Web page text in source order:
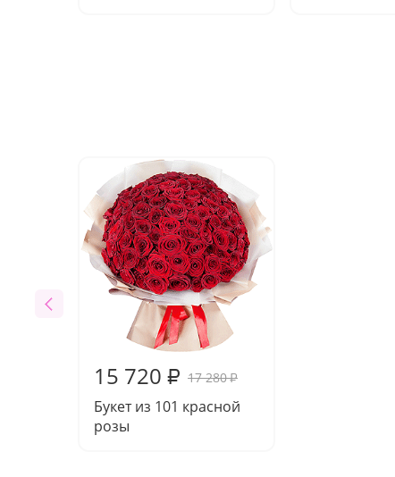
15 720 ₽ 17 280₽
Букет из 101 красной
розы